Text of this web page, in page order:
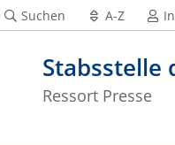
Stabsstelle
Ressort Presse
Suchen A-Z